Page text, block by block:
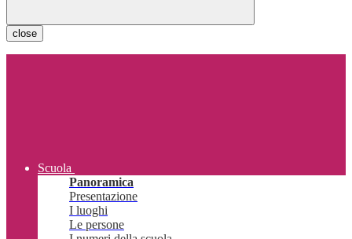
close
Scuola
Panoramica
Presentazione
I luoghi
Le persone